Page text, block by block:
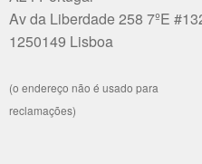
Av da Liberdade 258 7ºE
1250149 Lisboa
(o endereço não é usado para
reclamações)